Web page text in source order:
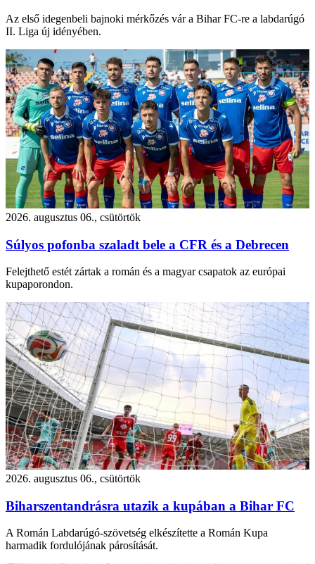
Az első idegenbeli bajnoki mérkőzés vár a Bihar FC-re a labdarúgó
II. Liga új idényében.
2026. augusztus 06., csütörtök
Súlyos pofonba szaladt bele a CFR és a Debrecen
Felejthető estét zártak a román és a magyar csapatok az európai
kupaporondon.
2026. augusztus 06., csütörtök
Biharszentandrásra utazik a kupában a Bihar FC
A Román Labdarúgó-szövetség elkészítette a Román Kupa
harmadik fordulójának párosítását.